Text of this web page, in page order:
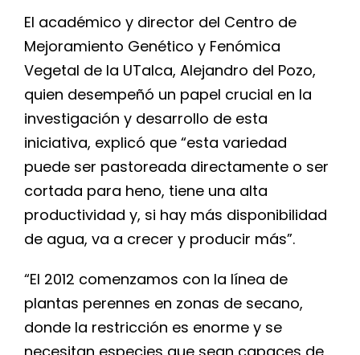
El académico y director del Centro de
Mejoramiento Genético y Fenómica
Vegetal de la UTalca, Alejandro del Pozo,
quien desempeñó un papel crucial en la
investigación y desarrollo de esta
iniciativa, explicó que “esta variedad
puede ser pastoreada directamente o ser
cortada para heno, tiene una alta
productividad y, si hay más disponibilidad
de agua, va a crecer y producir más”.
“El 2012 comenzamos con la línea de
plantas perennes en zonas de secano,
donde la restricción es enorme y se